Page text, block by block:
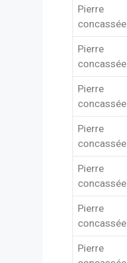
Pierre
concassée
Pierre
concassée
Pierre
concassée
Pierre
concassée
Pierre
concassée
Pierre
concassée
Pierre